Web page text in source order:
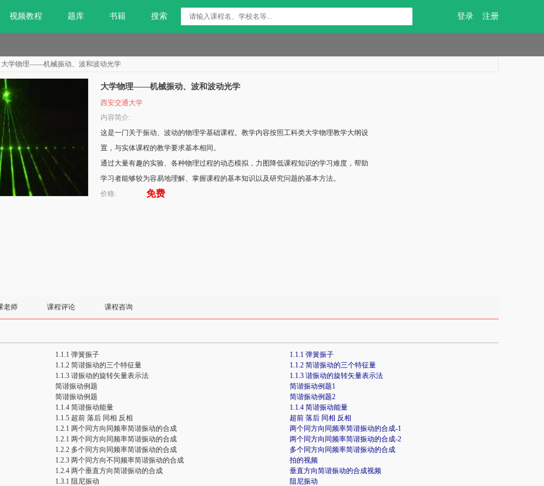
视频教程 题库 书籍 搜索 登录 注册
大学物理——机械振动、波和波动光学
大学物理——机械振动、波和波动光学
西安交通大学
内容简介:
这是一门关于振动、波动的物理学基础课程。教学内容按照工科类大学物理教学大纲设
置，与实体课程的教学要求基本相同。
通过大量有趣的实验、各种物理过程的动态模拟，力图降低课程知识的学习难度，帮助
学习者能够较为容易地理解、掌握课程的基本知识以及研究问题的基本方法。
价格:
免费
老师 课程评论 课程咨询
1.1.1 弹簧振子
1.1.1 弹簧振子
1.1.2 简谐振动的三个特征量
1.1.2 简谐振动的三个特征量
1.1.3 谐振动的旋转矢量表示法
1.1.3 谐振动的旋转矢量表示法
简谐振动例题
简谐振动例题1
简谐振动例题
简谐振动例题2
1.1.4 简谐振动能量
1.1.4 简谐振动能量
1.1.5 超前 落后 同相 反相
超前 落后 同相 反相
1.2.1 两个同方向同频率简谐振动的合成
两个同方向同频率简谐振动的合成-1
1.2.1 两个同方向同频率简谐振动的合成
两个同方向同频率简谐振动的合成-2
1.2.2 多个同方向同频率简谐振动的合成
多个同方向同频率简谐振动的合成
1.2.3 两个同方向不同频率简谐振动的合成
拍的视频
1.2.4 两个垂直方向简谐振动的合成
垂直方向简谐振动的合成视频
1.3.1 阻尼振动
阻尼振动